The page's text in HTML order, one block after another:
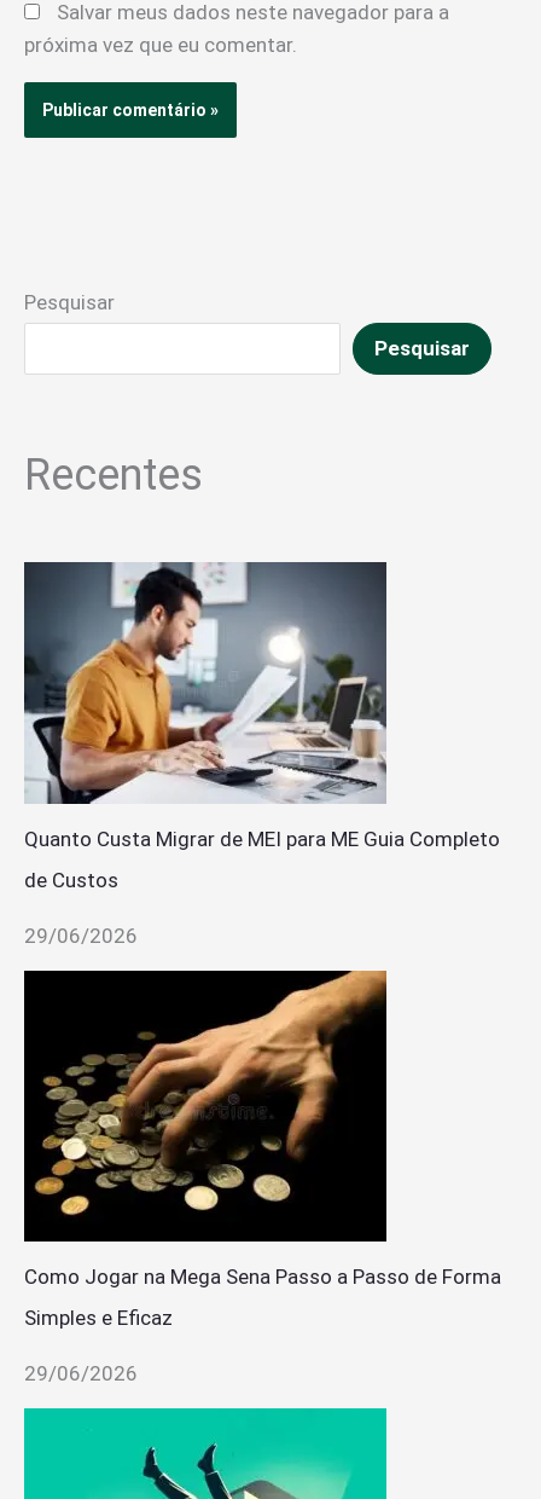
Salvar meus dados neste navegador para a
próxima vez que eu comentar.
Pesquisar
Pesquisar
Recentes
Quanto Custa Migrar de MEI para ME Guia Completo
de Custos
29/06/2026
Como Jogar na Mega Sena Passo a Passo de Forma
Simples e Eficaz
29/06/2026